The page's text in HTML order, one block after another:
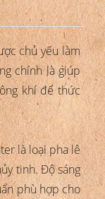
chủ yếu làm
chính là giúp
khí để thức
là loại pha lê
tinh. Độ sáng
phù hợp cho